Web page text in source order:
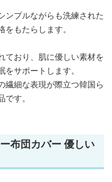
ンプルながらも洗練された
もたらします。
ており、肌に優しい素材を
サポートします。
繊細な表現が際立つ韓国ら
す。
布団カバー 優しい